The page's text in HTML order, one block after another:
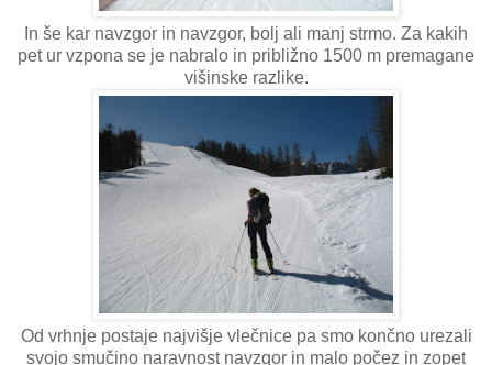
In še kar navzgor in navzgor, bolj ali manj strmo. Za kakih
pet ur vzpona se je nabralo in približno 1500 m premagane
višinske razlike.
Od vrhnje postaje najvišje vlečnice pa smo končno urezali
svojo smučino naravnost navzgor in malo počez in zopet